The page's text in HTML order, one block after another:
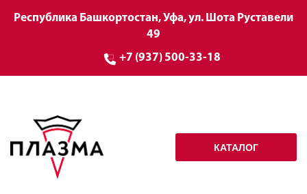
Республика Башкортостан, Уфа, ул. Шота Руставели
49
+7 (937) 500-33-18
КАТАЛОГ